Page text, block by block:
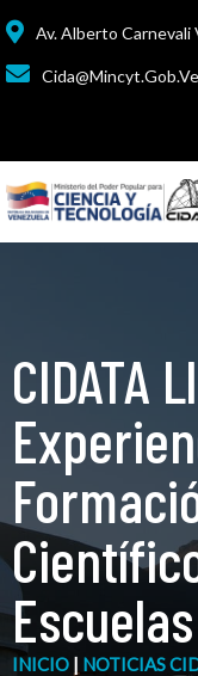
Av. Alberto Carnevali
Cida@mincyt.gob.ve
CIDATA
Escuelas
INICIO | NOTICIAS